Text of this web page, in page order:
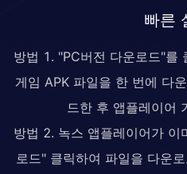
빠른
방법 1. "PC버전 다운로드"를
게임 APK 파일을 한 번에 다
드한 후 앱플레이어
방법 2. 녹스 앱플레이어가 이
로드" 클릭하여 파일을 다운